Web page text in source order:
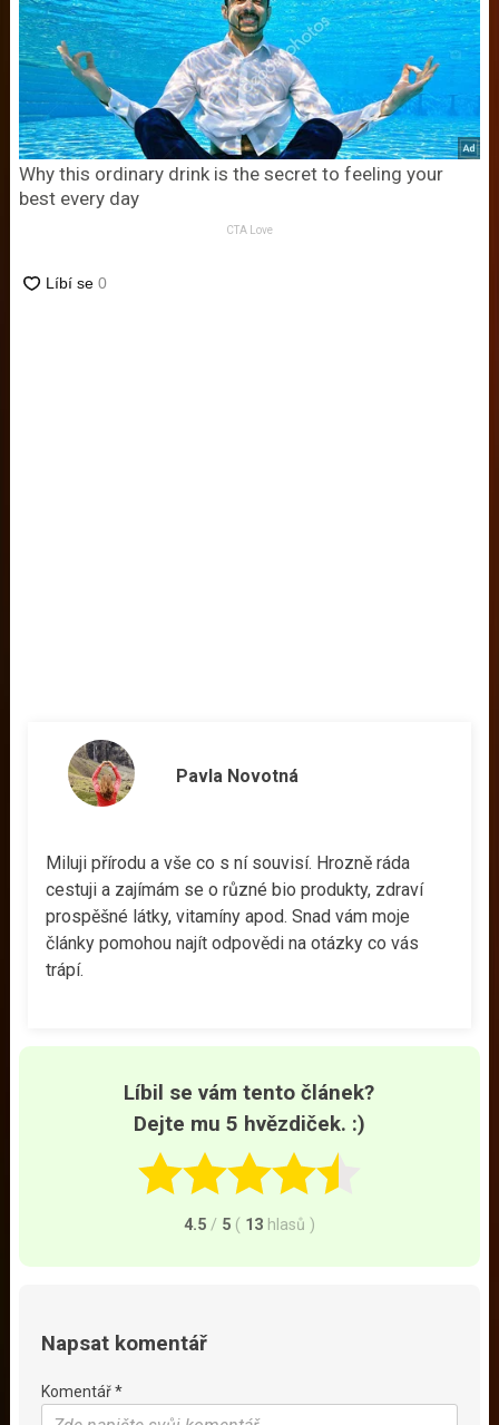
Why this ordinary drink is the secret to feeling your
best every day
CTA Love
Pavla Novotná
Miluji přírodu a vše co s ní souvisí. Hrozně ráda
cestuji a zajímám se o různé bio produkty, zdraví
prospěšné látky, vitamíny apod. Snad vám moje
články pomohou najít odpovědi na otázky co vás
trápí.
Líbil se vám tento článek?
Dejte mu 5 hvězdiček. :)
4.5 / 5 ( 13 hlasů )
Napsat komentář
Komentář *